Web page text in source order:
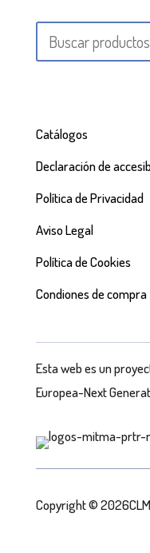
Catálogos
Declaración de
Política de Privacidad
Aviso Legal
Política de Cookies
Condiones de compra
Esta web es un
Europea-Next
Copyright ©